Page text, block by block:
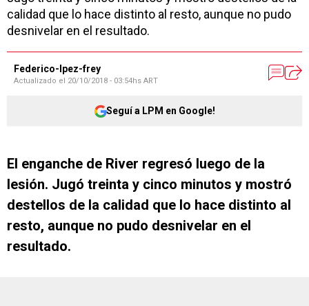
calidad que lo hace distinto al resto, aunque no pudo
desnivelar en el resultado.
Federico-lpez-frey
Actualizado el 20/10/2018 - 03:54hs ART
Seguí a LPM en Google!
El enganche de River regresó luego de la
lesión. Jugó treinta y cinco minutos y mostró
destellos de la calidad que lo hace distinto al
resto, aunque no pudo desnivelar en el
resultado.